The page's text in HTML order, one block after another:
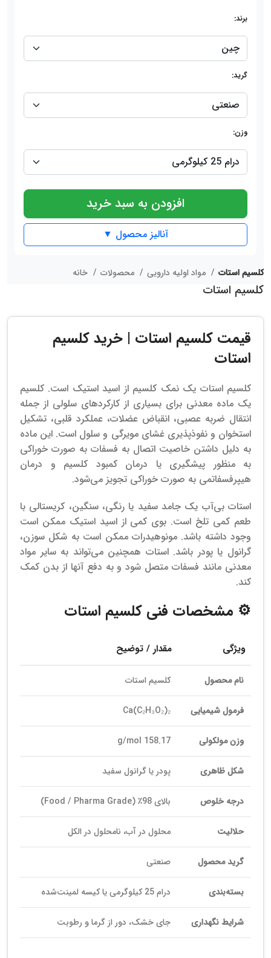
برند:
گرید:
وزن:
افزودن به سبد خرید
آنالیز محصول ▼
کلسیم استات
کلسیم استات
قیمت کلسیم استات | خرید کلسیم
استات
کلسیم استات یک نمک کلسیم از اسید استیک است. کلسیم
یک ماده معدنی برای بسیاری از کارکردهای سلولی از جمله
انتقال ضربه عصبی، انقباض عضلات، عملکرد قلبی، تشکیل
استخوان و نفوذپذیری غشای مویرگی و سلول است. این ماده
به دلیل داشتن خاصیت اتصال به فسفات به صورت خوراکی
به منظور پیشگیری یا درمان کمبود کلسیم و درمان
هیپرفسفاتمی به صورت خوراکی تجویز می‌شود.
استات بی‌آب یک جامد سفید یا رنگی، سنگین، کریستالی با
طعم کمی تلخ است. بوی کمی از اسید استیک ممکن است
وجود داشته باشد. مونوهیدرات ممکن است به شکل سوزن،
گرانول یا پودر باشد. استات همچنین می‌تواند به سایر مواد
معدنی مانند فسفات متصل شود و به دفع آنها از بدن کمک
کند.
⚙️ مشخصات فنی کلسیم استات
ویژگی مقدار / توضیح
نام محصول کلسیم استات
فرمول شیمیایی Ca(C₂H₃O₂)₂
وزن مولکولی 158.17 g/mol
شکل ظاهری پودر یا گرانول سفید
درجه خلوص بالای 98٪ (Food / Pharma Grade)
حلالیت محلول در آب، نامحلول در الکل
گرید محصول صنعتی
بسته‌بندی درام 25 کیلوگرمی یا کیسه لمینت‌شده
شرایط نگهداری جای خشک، دور از گرما و رطوبت